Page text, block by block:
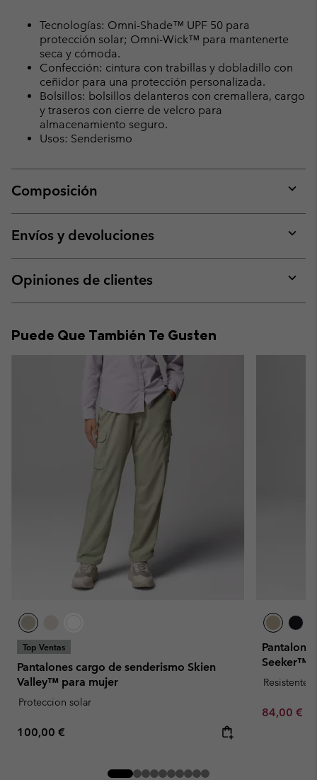
Tecnologías: Omni-Shade™ UPF 50 para
protección solar; Omni-Wick™ para mantenerte
seca y cómoda.
Confección: cintura con trabillas y dobladillo con
ceñidor para una protección personalizada.
Bolsillos: bolsillos delanteros con cremallera, cargo
y traseros con cierre de velcro para
almacenamiento seguro.
Usos: Senderismo
Composición
or
Envíos y devoluciones
or
Opiniones de clientes
or
Puede Que También Te Gusten
Top Ventas
Pantalones cargo de senderismo Skien
Valley™ para mujer
Proteccion solar
Regular price:
100,00 €
Seeker™
Resistente
Minimum
84,00 €